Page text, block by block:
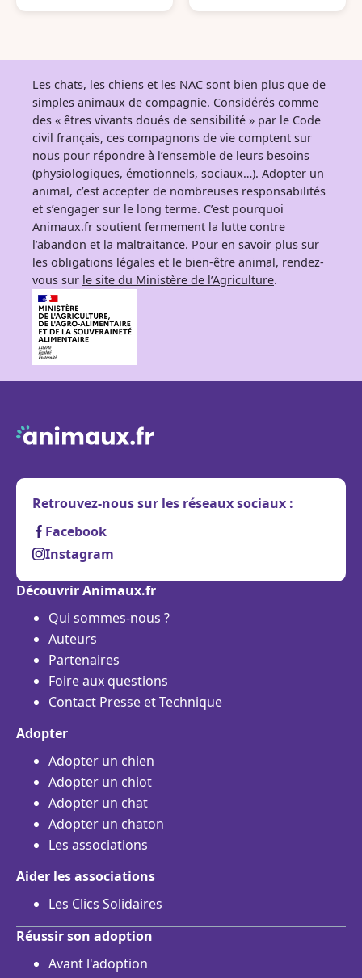
Les chats, les chiens et les NAC sont bien plus que de
simples animaux de compagnie. Considérés comme
des « êtres vivants doués de sensibilité » par le Code
civil français, ces compagnons de vie comptent sur
nous pour répondre à l’ensemble de leurs besoins
(physiologiques, émotionnels, sociaux…). Adopter un
animal, c’est accepter de nombreuses responsabilités
et s’engager sur le long terme. C’est pourquoi
Animaux.fr soutient fermement la lutte contre
l’abandon et la maltraitance. Pour en savoir plus sur
les obligations légales et le bien-être animal, rendez-
vous sur le site du Ministère de l’Agriculture.
Retrouvez-nous sur les réseaux sociaux :
Facebook
Instagram
Découvrir Animaux.fr
Qui sommes-nous ?
Auteurs
Partenaires
Foire aux questions
Contact Presse et Technique
Adopter
Adopter un chien
Adopter un chiot
Adopter un chat
Adopter un chaton
Les associations
Aider les associations
Les Clics Solidaires
Réussir son adoption
Avant l'adoption